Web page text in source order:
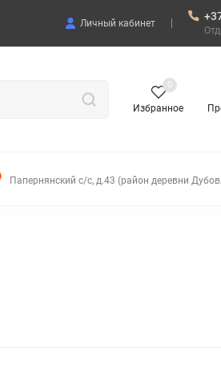
Личный кабинет
Избранное
0
Папернянский с/с, д.43 (район деревни